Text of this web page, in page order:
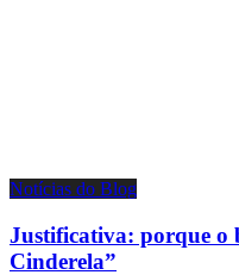
Notícias do Blog
Justificativa: porque o
Cinderela”